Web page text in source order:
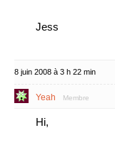
Jess
8 juin 2008 à 3 h 22 min
Yeah Membre
Hi,